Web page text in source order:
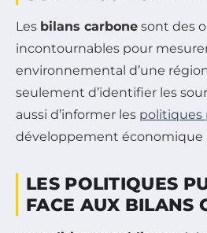
Les bilans carbone sont des
incontournables pour
environnemental d’une
seulement d’identifier les
aussi d’informer les politiques
développement économique
LES POLITIQUES
FACE AUX BILANS